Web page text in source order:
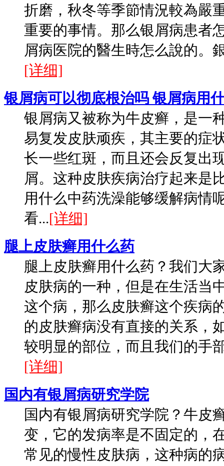
折磨，秋冬等季節情況較為嚴
重要的事情。那么银屑病患者
屑病医院的醫生時怎么說的。
[详细]
银屑病可以彻底根治吗 银屑病用
银屑病又被称为牛皮癣，是一
易复发皮肤顽疾，其主要的症
长一些红斑，而且还会反复出
屑。这种皮肤疾病治疗起来是
用什么中药洗澡能够缓解病情
看...[详细]
腿上皮肤癣用什么药
腿上皮肤癣用什么药？我们大
皮肤病的一种，但是在生活当
这个病，那么皮肤癣这个疾病
的皮肤癣病没有直接的关系，
较明显的部位，而且我们的手
[详细]
国内有银屑病研究学院
国内有银屑病研究学院？牛皮
变，它的发病率是不固定的，
常见的慢性皮肤病，这种病的